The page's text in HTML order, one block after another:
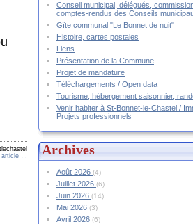
…
Conseil municipal, délégués,
comptes-rendus des Conseils
Gîte communal "Le Bonnet de nuit"
Histoire, cartes postales
Liens
Présentation de la Commune
Projet de mandature
Téléchargements / Open data
Tourisme, hébergement saisonnier,
Venir habiter à St-Bonnet-le-Chastel /
Projets professionnels
Archives
Août 2026 (4)
Juillet 2026 (6)
Juin 2026 (14)
Mai 2026 (3)
Avril 2026 (6)